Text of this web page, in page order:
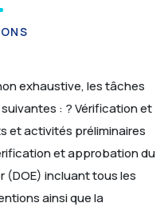
exhaustive, les tâches
: ? Vérification et
et activités préliminaires
et approbation du
(DOE) incluant tous les
ainsi que la